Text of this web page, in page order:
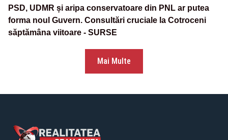
PSD, UDMR și aripa conservatoare din PNL ar putea
forma noul Guvern. Consultări cruciale la Cotroceni
săptămâna viitoare - SURSE
Mai Multe